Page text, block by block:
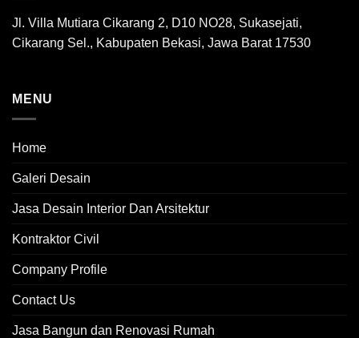
Jl. Villa Mutiara Cikarang 2, D10 NO28, Sukasejati,
Cikarang Sel., Kabupaten Bekasi, Jawa Barat 17530
MENU
Home
Galeri Desain
Jasa Desain Interior Dan Arsitektur
Kontraktor Civil
Company Profile
Contact Us
Jasa Bangun dan Renovasi Rumah